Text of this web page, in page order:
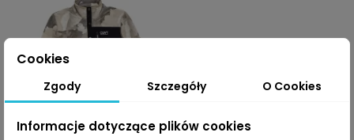
Cookies
Zgody Szczegóły O Cookies
Informacje dotyczące plików cookies